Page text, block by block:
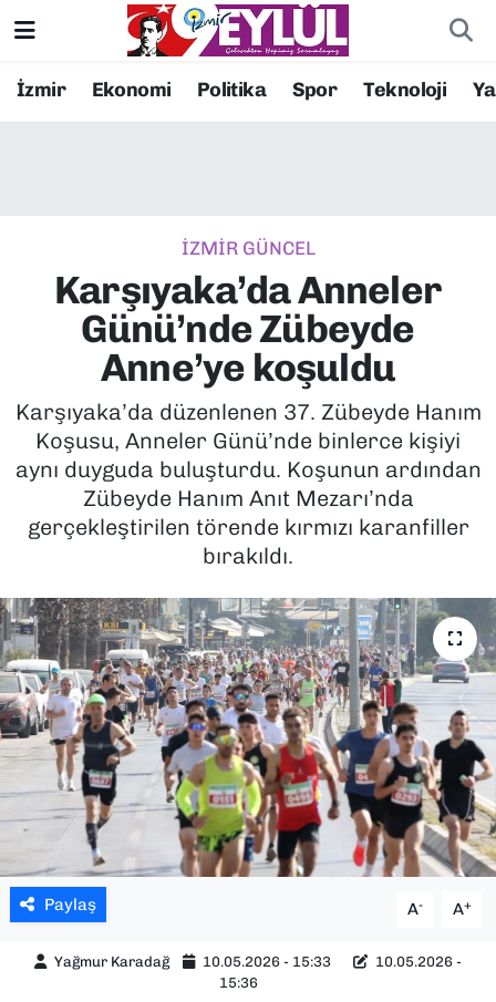
İzmir Ekonomi Politika Spor Teknoloji
İZMİR GÜNCEL
Karşıyaka’da Anneler
Günü’nde Zübeyde
Anne’ye koşuldu
Karşıyaka’da düzenlenen 37. Zübeyde Hanım
Koşusu, Anneler Günü’nde binlerce kişiyi
aynı duyguda buluşturdu. Koşunun ardından
Zübeyde Hanım Anıt Mezarı’nda
gerçekleştirilen törende kırmızı karanfiller
bırakıldı.
Paylaş A- A+
Yağmur Karadağ 10.05.2026 - 15:33
10.05.2026 -
15:36
Resmi İlanlar
EKONOMİ
KÜLTÜR SANAT
MAGAZİN
POLİTİKA
SAĞLIK
SPOR
TEKNOLOJİ
YAŞAM
YEREL YÖNETİMLER
Konak Nöbetçi Eczaneler
Süper Lig Puan Durumu ve Fikstür
Tüm Manşetler
Son Dakika Haberleri
Haber Arşivi